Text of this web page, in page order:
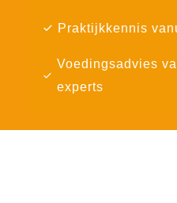
Praktijkkennis
Voedingsadvies
experts